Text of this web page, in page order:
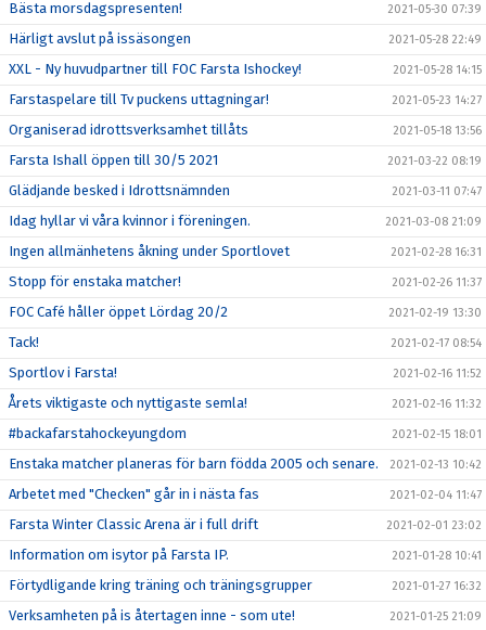
Bästa morsdagspresenten! 2021-05-30 07:39
Härligt avslut på issäsongen 2021-05-28 22:49
XXL - Ny huvudpartner till FOC Farsta Ishockey! 2021-05-28 14:15
Farstaspelare till Tv puckens uttagningar! 2021-05-23 14:27
Organiserad idrottsverksamhet tillåts 2021-05-18 13:56
Farsta Ishall öppen till 30/5 2021 2021-03-22 08:19
Glädjande besked i Idrottsnämnden 2021-03-11 07:47
Idag hyllar vi våra kvinnor i föreningen. 2021-03-08 21:09
Ingen allmänhetens åkning under Sportlovet 2021-02-28 16:31
Stopp för enstaka matcher! 2021-02-26 11:37
FOC Café håller öppet Lördag 20/2 2021-02-19 13:30
Tack! 2021-02-17 08:54
Sportlov i Farsta! 2021-02-16 11:52
Årets viktigaste och nyttigaste semla! 2021-02-16 11:32
#backafarstahockeyungdom 2021-02-15 18:01
Enstaka matcher planeras för barn födda 2005 och senare. 2021-02-13 10:42
Arbetet med "Checken" går in i nästa fas 2021-02-04 11:47
Farsta Winter Classic Arena är i full drift 2021-02-01 23:02
Information om isytor på Farsta IP. 2021-01-28 10:41
Förtydligande kring träning och träningsgrupper 2021-01-27 16:32
Verksamheten på is återtagen inne - som ute! 2021-01-25 21:09